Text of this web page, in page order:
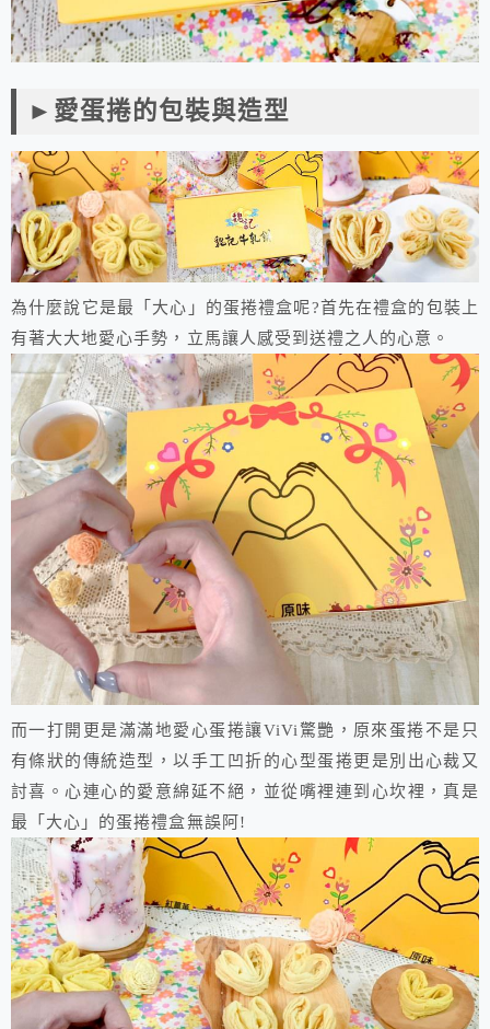
►愛蛋捲的包裝與造型
為什麼說它是最「大心」的蛋捲禮盒呢?首先在禮盒的包裝上
有著大大地愛心手勢，立馬讓人感受到送禮之人的心意。
而一打開更是滿滿地愛心蛋捲讓ViVi驚艷，原來蛋捲不是只
有條狀的傳統造型，以手工凹折的心型蛋捲更是別出心裁又
討喜。心連心的愛意綿延不絕，並從嘴裡連到心坎裡，真是
最「大心」的蛋捲禮盒無誤阿!